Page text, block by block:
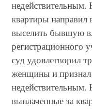
недействительным.
квартиры направил
выселить бывшую
регистрационного
суд удовлетворил
женщины и
недействительным.
выплаченные за